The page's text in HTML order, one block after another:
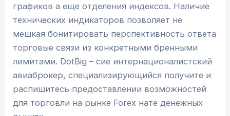
графиков а еще отделения индексов. Наличие
технических индикаторов позволяет не
мешкая бонитировать перспективность ответа
торговые связи из конкретными бренными
лимитами. DotBig – сие интернационалистский
авиаброкер, специализирующийся получите и
распишитесь предоставлении возможностей
для торговли на рынке Forex нате денежных